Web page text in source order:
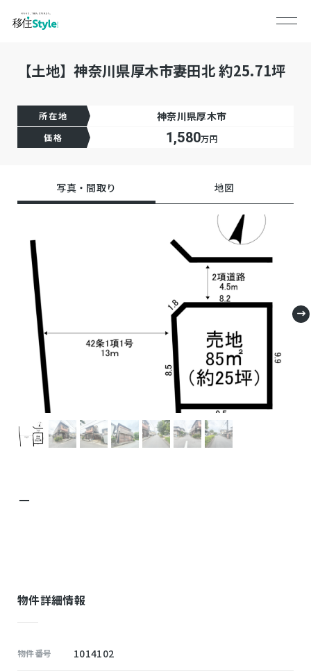
【土地】神奈川県厚木市妻田北 約25.71坪
所在地 神奈川県厚木市
価格 1,580万円
写真・間取り 地図
－
物件詳細情報
物件番号 1014102